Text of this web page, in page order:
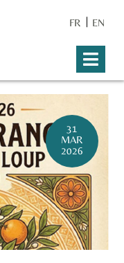
FR EN
31
MAR
2026